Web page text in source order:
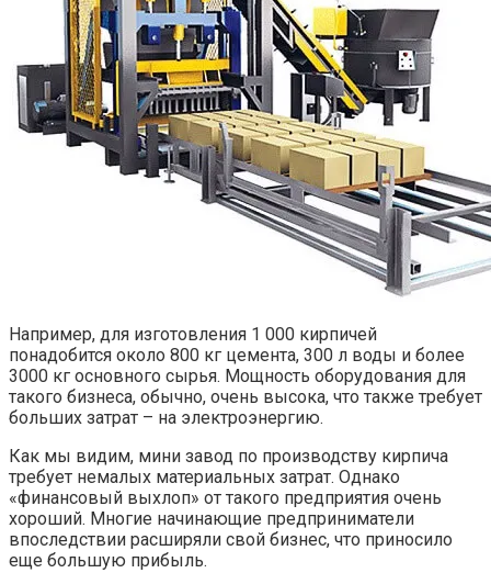
Например, для изготовления 1 000 кирпичей
понадобится около 800 кг цемента, 300 л воды и более
3000 кг основного сырья. Мощность оборудования для
такого бизнеса, обычно, очень высока, что также требует
больших затрат – на электроэнергию.
Как мы видим, мини завод по производству кирпича
требует немалых материальных затрат. Однако
«финансовый выхлоп» от такого предприятия очень
хороший. Многие начинающие предприниматели
впоследствии расширяли свой бизнес, что приносило
еще большую прибыль.